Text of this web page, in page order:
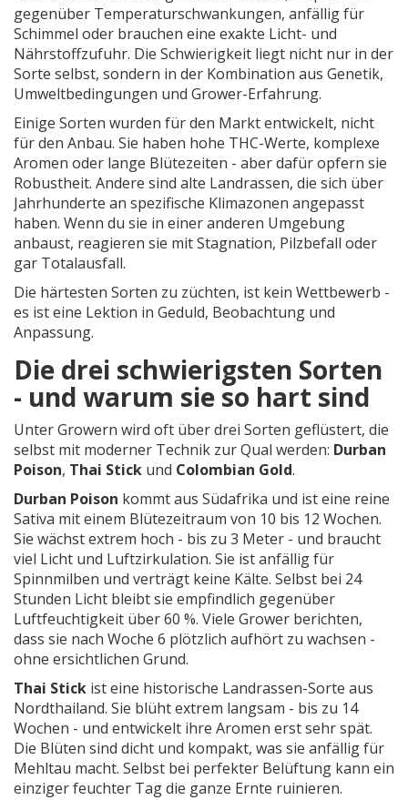
gegenüber Temperaturschwankungen, anfällig für
Schimmel oder brauchen eine exakte Licht- und
Nährstoffzufuhr. Die Schwierigkeit liegt nicht nur in der
Sorte selbst, sondern in der Kombination aus Genetik,
Umweltbedingungen und Grower-Erfahrung.
Einige Sorten wurden für den Markt entwickelt, nicht
für den Anbau. Sie haben hohe THC-Werte, komplexe
Aromen oder lange Blütezeiten - aber dafür opfern sie
Robustheit. Andere sind alte Landrassen, die sich über
Jahrhunderte an spezifische Klimazonen angepasst
haben. Wenn du sie in einer anderen Umgebung
anbaust, reagieren sie mit Stagnation, Pilzbefall oder
gar Totalausfall.
Die härtesten Sorten zu züchten, ist kein Wettbewerb -
es ist eine Lektion in Geduld, Beobachtung und
Anpassung.
Die drei schwierigsten Sorten
- und warum sie so hart sind
Unter Growern wird oft über drei Sorten geflüstert, die
selbst mit moderner Technik zur Qual werden: Durban
Poison, Thai Stick und Colombian Gold.
Durban Poison kommt aus Südafrika und ist eine reine
Sativa mit einem Blütezeitraum von 10 bis 12 Wochen.
Sie wächst extrem hoch - bis zu 3 Meter - und braucht
viel Licht und Luftzirkulation. Sie ist anfällig für
Spinnmilben und verträgt keine Kälte. Selbst bei 24
Stunden Licht bleibt sie empfindlich gegenüber
Luftfeuchtigkeit über 60 %. Viele Grower berichten,
dass sie nach Woche 6 plötzlich aufhört zu wachsen -
ohne ersichtlichen Grund.
Thai Stick ist eine historische Landrassen-Sorte aus
Nordthailand. Sie blüht extrem langsam - bis zu 14
Wochen - und entwickelt ihre Aromen erst sehr spät.
Die Blüten sind dicht und kompakt, was sie anfällig für
Mehltau macht. Selbst bei perfekter Belüftung kann ein
einziger feuchter Tag die ganze Ernte ruinieren.